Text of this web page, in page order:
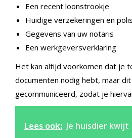
Een recent loonstrookje
Huidige verzekeringen en
Gegevens van uw notaris
Een werkgeversverklaring
Het kan altijd voorkomen dat je
documenten nodig hebt, maar
gecommuniceerd, zodat je
Lees ook: Je huisdier kwijt